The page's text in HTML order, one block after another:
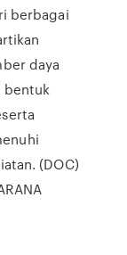
berbagai
daya
bentuk
(DOC)